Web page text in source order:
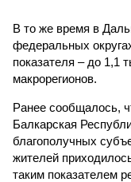
В то же время в
федеральных
показателя – до 1,1
макрорегионов.
Ранее сообщалось,
Балкарская
благополучных
жителей
таким показателем